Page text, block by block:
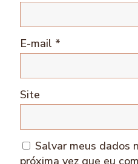
E-mail *
Site
Salvar meus dados
próxima vez que eu